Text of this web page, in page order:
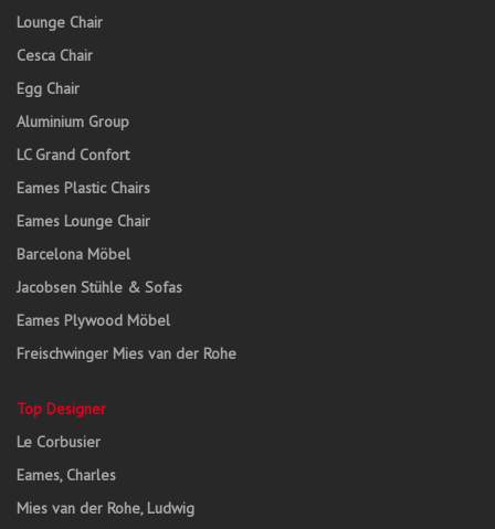
Lounge Chair
Cesca Chair
Egg Chair
Aluminium Group
LC Grand Confort
Eames Plastic Chairs
Eames Lounge Chair
Barcelona Möbel
Jacobsen Stühle & Sofas
Eames Plywood Möbel
Freischwinger Mies van der Rohe
Top Designer
Le Corbusier
Eames, Charles
Mies van der Rohe, Ludwig